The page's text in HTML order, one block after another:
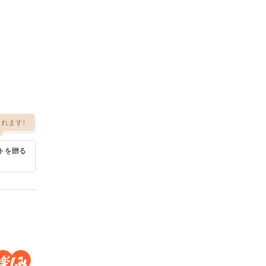
ます!
を贈る